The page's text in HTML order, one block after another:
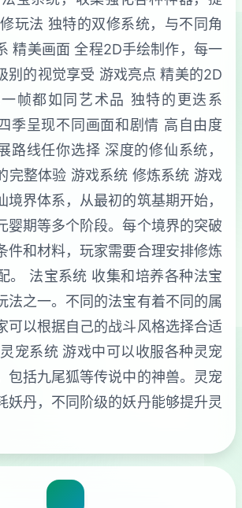
玩法 独特的双修系统，与不同角
精美画面 全程2D手绘制作，每一
别的视觉享受 游戏亮点 精美的2D
帧都如同艺术品 独特的更迭系
季呈现不同画面和剧情 高自由度
路线任你选择 深度的修仙系统，
完整体验 游戏系统 修炼系统 游戏
境界体系，从最初的筑基期开始，
婴期等多个阶段。每个境界的突破
件和材料，玩家需要合理安排修炼
。 法宝系统 收集和培养各种法宝
法之一。不同的法宝有着不同的属
可以根据自己的战斗风格选择合适
宠系统 游戏中可以收服各种灵宠
包括九尾狐等传说中的神兽。灵宠
妖丹，不同阶级的妖丹能够提升灵